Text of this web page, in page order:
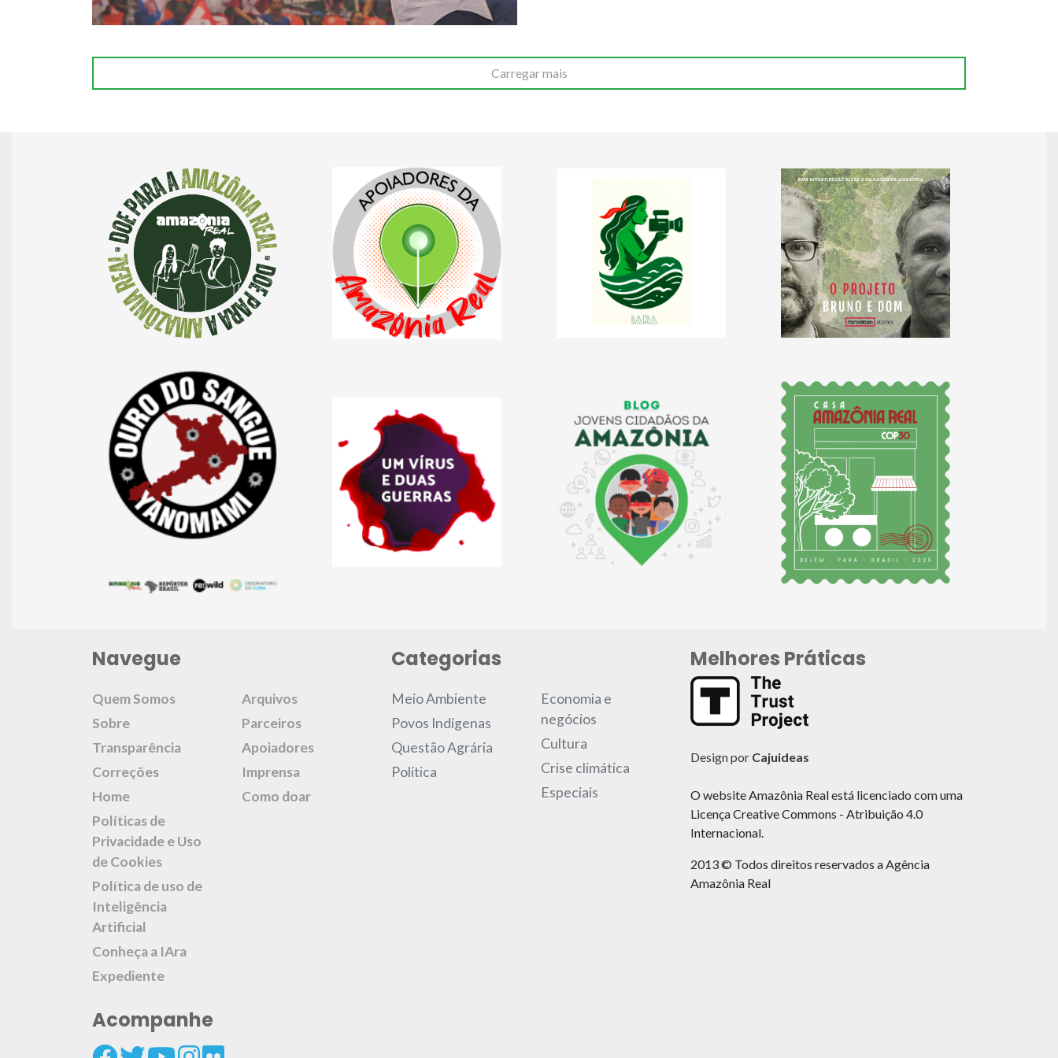
Carregar mais
Navegue
Quem Somos
Sobre
Transparência
Correções
Home
Políticas de
Privacidade e Uso
de Cookies
Política de uso de
Inteligência
Artificial
Conheça a IAra
Expediente
Arquivos
Parceiros
Apoiadores
Imprensa
Como doar
Acompanhe
Categorias
Meio Ambiente
Povos Indígenas
Questão Agrária
Política
Economia e
negócios
Cultura
Crise climática
Especiais
Melhores Práticas
Design por Cajuideas
O website Amazônia Real está licenciado com uma
Licença Creative Commons - Atribuição 4.0
Internacional.
2013 © Todos direitos reservados a Agência
Amazônia Real